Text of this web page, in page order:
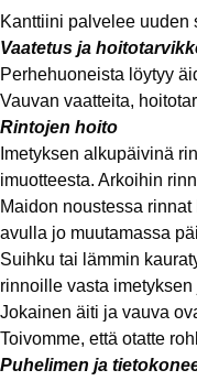
Kanttiini palvelee uuden
Vaatetus ja
Perhehuoneista löytyy
Vauvan vaatteita,
Rintojen hoito
Imetyksen alkupäivinä
imuotteesta. Arkoihin
Maidon noustessa
avulla jo muutamassa
Suihku tai lämmin
rinnoille vasta
Jokainen äiti ja vauva
Toivomme, että otatte
Puhelimen ja